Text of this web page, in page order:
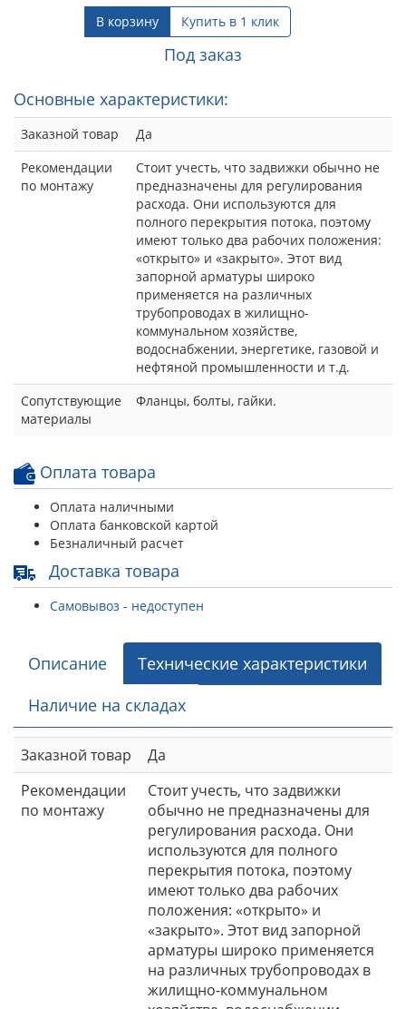
В корзину Купить в 1 клик
Под заказ
Основные характеристики:
Заказной товар
Да
Рекомендации
по монтажу
Стоит учесть, что задвижки обычно не
предназначены для регулирования
расхода. Они используются для
полного перекрытия потока, поэтому
имеют только два рабочих положения:
«открыто» и «закрыто». Этот вид
запорной арматуры широко
применяется на различных
трубопроводах в жилищно-
коммунальном хозяйстве,
водоснабжении, энергетике, газовой и
нефтяной промышленности и т.д.
Сопутствующие
материалы
Фланцы, болты, гайки.
Оплата товара
Оплата наличными
Оплата банковской картой
Безналичный расчет
Доставка товара
Самовывоз - недоступен
Описание
Технические характеристики
Наличие на складах
Заказной товар
Да
Рекомендации
по монтажу
Стоит учесть, что задвижки
обычно не предназначены для
регулирования расхода. Они
используются для полного
перекрытия потока, поэтому
имеют только два рабочих
положения: «открыто» и
«закрыто». Этот вид запорной
арматуры широко применяется
на различных трубопроводах в
жилищно-коммунальном